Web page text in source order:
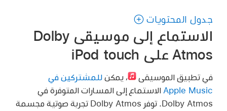
جدول المحتويات
الاستماع إلى موسيقى Dolby
Atmos على iPod touch
في تطبيق الموسيقى ، يمكن للمشتركين في
Apple Music الاستماع إلى المسارات المتوفرة في
Dolby Atmos. توفر Dolby Atmos تجربة صوتية مجسمة